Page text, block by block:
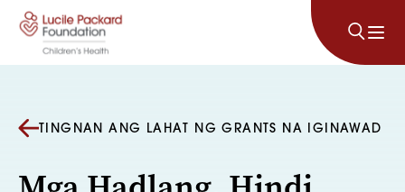
Lumaktaw sa nilalaman
TINGNAN ANG LAHAT NG GRANTS NA IGINAWAD